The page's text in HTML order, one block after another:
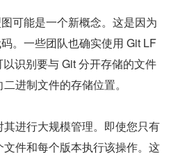
可能是一个新概念。这是因为
。一些团队也确实使用 Git LF
识别要与 Git 分开存储的文件
进制文件的存储位置。
进行大规模管理。即使您只有
件和每个版本执行该操作。这